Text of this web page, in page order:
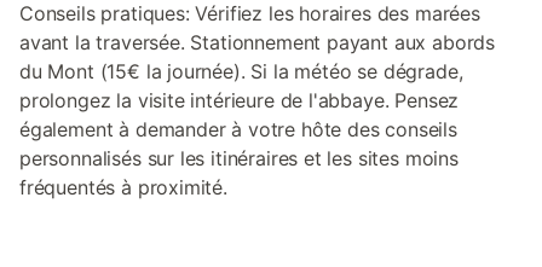
Conseils pratiques: Vérifiez les horaires des marées
avant la traversée. Stationnement payant aux abords
du Mont (15€ la journée). Si la météo se dégrade,
prolongez la visite intérieure de l'abbaye. Pensez
également à demander à votre hôte des conseils
personnalisés sur les itinéraires et les sites moins
fréquentés à proximité.